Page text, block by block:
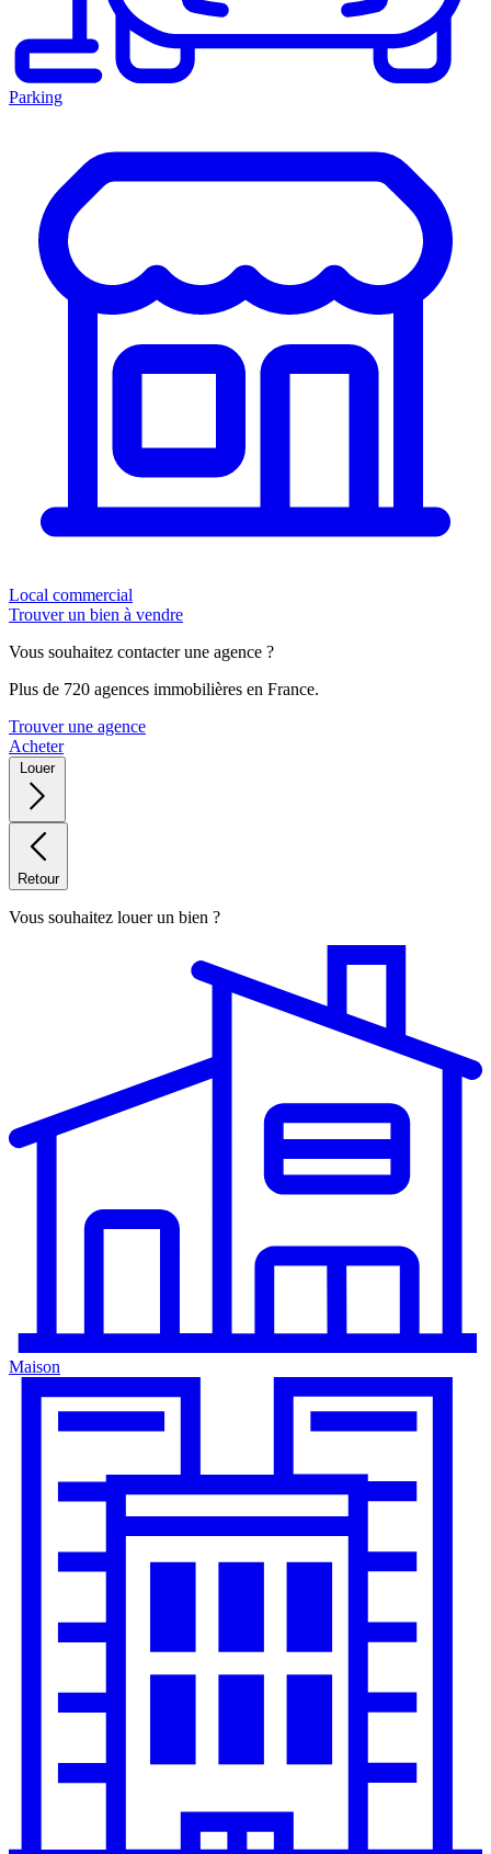
Parking
Local commercial
Trouver un bien à vendre
Vous souhaitez contacter une agence ?
Plus de 720 agences immobilières en France.
Trouver une agence
Acheter
Louer
Retour
Vous souhaitez louer un bien ?
Maison